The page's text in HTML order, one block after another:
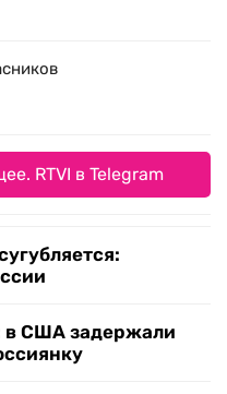
RTVI в Telegram
в США задержали